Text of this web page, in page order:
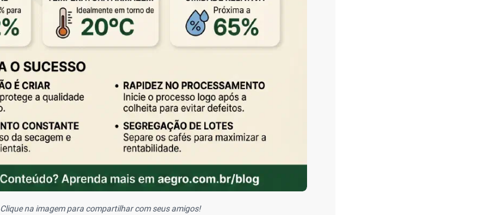
Clique na imagem para compartilhar com seus amigos!